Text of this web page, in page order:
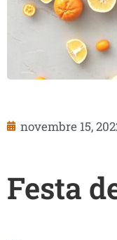
novembre 15,
Festa